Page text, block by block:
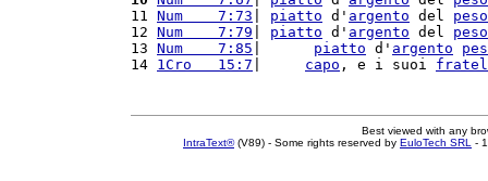
11 Num    7:73 piatto d' argento del peso
12 Num    7:79 piatto d' argento del peso
13 Num    7:85 piatto d' argento
14 1Cro   15:7 capo , e i suoi
Best viewed with any
IntraText®(V89) - Some rights reserved by EuloTech SRL -